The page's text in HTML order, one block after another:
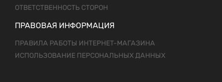
ОТВЕТСТВЕННОСТЬ СТОРОН
ПРАВОВАЯ ИНФОРМАЦИЯ
ПРАВИЛА РАБОТЫ ИНТЕРНЕТ-МАГАЗИНА
ИСПОЛЬЗОВАНИЕ ПЕРСОНАЛЬНЫХ ДАННЫХ